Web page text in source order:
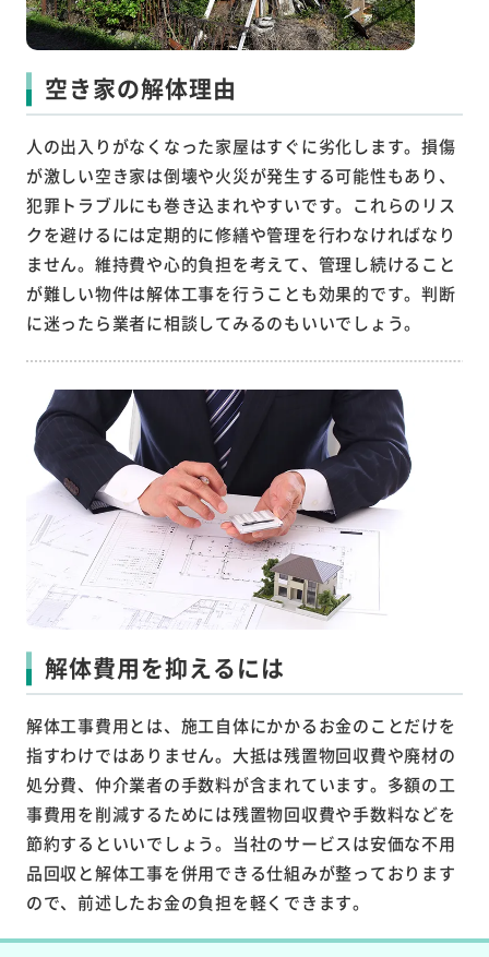
空き家の解体理由
人の出入りがなくなった家屋はすぐに劣化します。損傷
が激しい空き家は倒壊や火災が発生する可能性もあり、
犯罪トラブルにも巻き込まれやすいです。これらのリス
クを避けるには定期的に修繕や管理を行わなければなり
ません。維持費や心的負担を考えて、管理し続けること
が難しい物件は解体工事を行うことも効果的です。判断
に迷ったら業者に相談してみるのもいいでしょう。
解体費用を抑えるには
解体工事費用とは、施工自体にかかるお金のことだけを
指すわけではありません。大抵は残置物回収費や廃材の
処分費、仲介業者の手数料が含まれています。多額の工
事費用を削減するためには残置物回収費や手数料などを
節約するといいでしょう。当社のサービスは安価な不用
品回収と解体工事を併用できる仕組みが整っております
ので、前述したお金の負担を軽くできます。